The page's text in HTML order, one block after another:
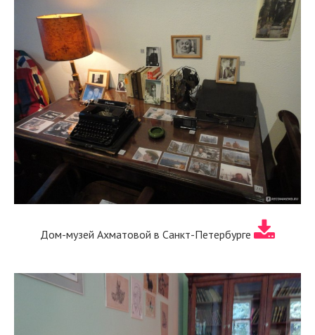
Дом-музей Ахматовой в Санкт-Петербурге